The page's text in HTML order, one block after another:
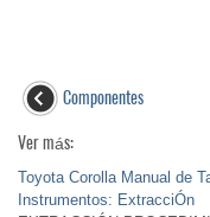
Componentes
Ver más:
Toyota Corolla Manual de
Instrumentos: ExtracciÓn